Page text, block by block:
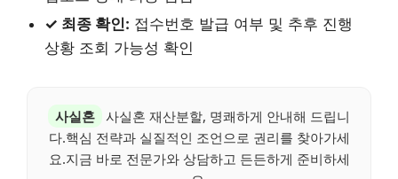
✓ 최종 확인: 접수번호 발급 여부 및 추후 진행
상황 조회 가능성 확인
사실혼 사실혼 재산분할, 명쾌하게 안내해 드립니
다.핵심 전략과 실질적인 조언으로 권리를 찾아가세
요.지금 바로 전문가와 상담하고 든든하게 준비하세